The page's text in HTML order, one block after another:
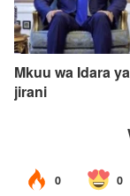
Mkuu wa Idara
jirani